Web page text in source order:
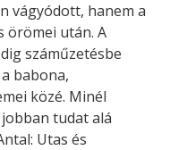
vágyódott, hanem a
örömei után. A
száműzetésbe
babona,
közé. Minél
tudat alá
Utas és